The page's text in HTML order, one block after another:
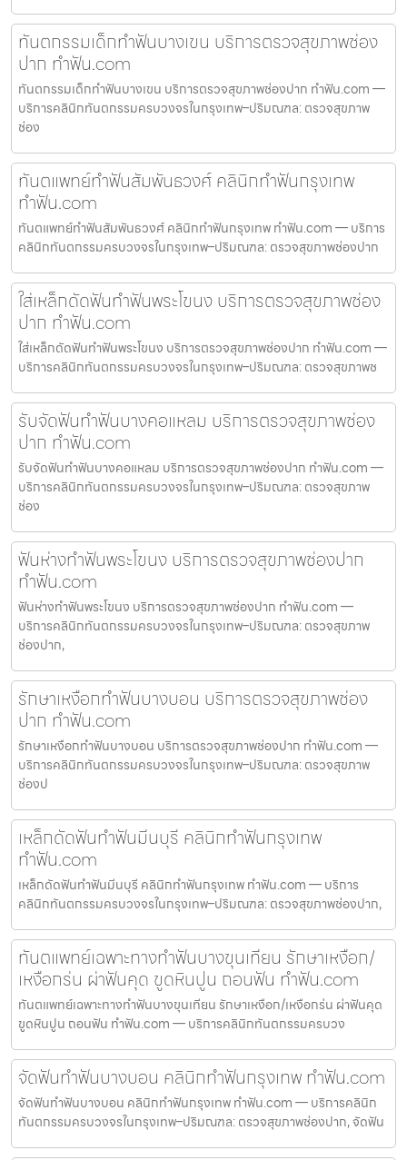
ทันตกรรมเด็กทำฟันบางเขน บริการตรวจสุขภาพช่อง
ปาก ทำฟัน.com
ทันตกรรมเด็กทำฟันบางเขน บริการตรวจสุขภาพช่องปาก ทำฟัน.com —
บริการคลินิกทันตกรรมครบวงจรในกรุงเทพ–ปริมณฑล: ตรวจสุขภาพ
ช่อง
ทันตแพทย์ทำฟันสัมพันธวงศ์ คลินิกทำฟันกรุงเทพ
ทำฟัน.com
ทันตแพทย์ทำฟันสัมพันธวงศ์ คลินิกทำฟันกรุงเทพ ทำฟัน.com — บริการ
คลินิกทันตกรรมครบวงจรในกรุงเทพ–ปริมณฑล: ตรวจสุขภาพช่องปาก
ใส่เหล็กดัดฟันทำฟันพระโขนง บริการตรวจสุขภาพช่อง
ปาก ทำฟัน.com
ใส่เหล็กดัดฟันทำฟันพระโขนง บริการตรวจสุขภาพช่องปาก ทำฟัน.com —
บริการคลินิกทันตกรรมครบวงจรในกรุงเทพ–ปริมณฑล: ตรวจสุขภาพช
รับจัดฟันทำฟันบางคอแหลม บริการตรวจสุขภาพช่อง
ปาก ทำฟัน.com
รับจัดฟันทำฟันบางคอแหลม บริการตรวจสุขภาพช่องปาก ทำฟัน.com —
บริการคลินิกทันตกรรมครบวงจรในกรุงเทพ–ปริมณฑล: ตรวจสุขภาพ
ช่อง
ฟันห่างทำฟันพระโขนง บริการตรวจสุขภาพช่องปาก
ทำฟัน.com
ฟันห่างทำฟันพระโขนง บริการตรวจสุขภาพช่องปาก ทำฟัน.com —
บริการคลินิกทันตกรรมครบวงจรในกรุงเทพ–ปริมณฑล: ตรวจสุขภาพ
ช่องปาก,
รักษาเหงือกทำฟันบางบอน บริการตรวจสุขภาพช่อง
ปาก ทำฟัน.com
รักษาเหงือกทำฟันบางบอน บริการตรวจสุขภาพช่องปาก ทำฟัน.com —
บริการคลินิกทันตกรรมครบวงจรในกรุงเทพ–ปริมณฑล: ตรวจสุขภาพ
ช่องป
เหล็กดัดฟันทำฟันมีนบุรี คลินิกทำฟันกรุงเทพ
ทำฟัน.com
เหล็กดัดฟันทำฟันมีนบุรี คลินิกทำฟันกรุงเทพ ทำฟัน.com — บริการ
คลินิกทันตกรรมครบวงจรในกรุงเทพ–ปริมณฑล: ตรวจสุขภาพช่องปาก,
ทันตแพทย์เฉพาะทางทำฟันบางขุนเทียน รักษาเหงือก/
เหงือกร่น ผ่าฟันคุด ขูดหินปูน ถอนฟัน ทำฟัน.com
ทันตแพทย์เฉพาะทางทำฟันบางขุนเทียน รักษาเหงือก/เหงือกร่น ผ่าฟันคุด
ขูดหินปูน ถอนฟัน ทำฟัน.com — บริการคลินิกทันตกรรมครบวง
จัดฟันทำฟันบางบอน คลินิกทำฟันกรุงเทพ ทำฟัน.com
จัดฟันทำฟันบางบอน คลินิกทำฟันกรุงเทพ ทำฟัน.com — บริการคลินิก
ทันตกรรมครบวงจรในกรุงเทพ–ปริมณฑล: ตรวจสุขภาพช่องปาก, จัดฟัน